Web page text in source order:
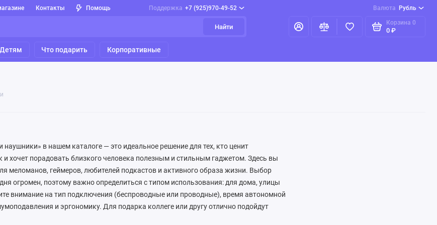
Контакты Помощь Поддержка +7 (925)970-49-52 Валюта Рубль
Найти
Корзина 0
0 ₽
Детям Что подарить Корпоративные
наушники» в нашем каталоге — это идеальное решение для тех, кто ценит
и хочет порадовать близкого человека полезным и стильным гаджетом. Здесь вы
меломанов, геймеров, любителей подкастов и активного образа жизни. Выбор
огромен, поэтому важно определиться с типом использования: для дома, улицы
внимание на тип подключения (беспроводные или проводные), время автономной
и эргономику. Для подарка коллеге или другу отлично подойдут